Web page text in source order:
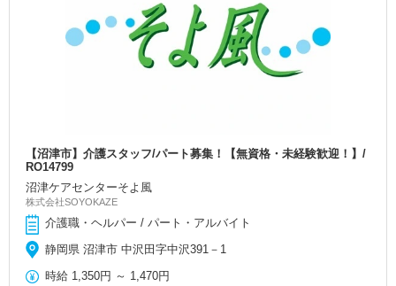
【沼津市】介護スタッフ/パート募集！【無資格・未経験歓迎！】/
RO14799
沼津ケアセンターそよ風
株式会社SOYOKAZE
介護職・ヘルパー / パート・アルバイト
静岡県 沼津市 中沢田字中沢391－1
時給 1,350円 ～ 1,470円